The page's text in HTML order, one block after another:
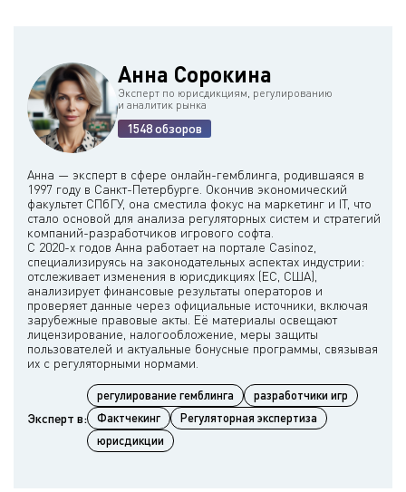
Анна Сорокина
Эксперт по юрисдикциям, регулированию
и аналитик рынка
1548 обзоров
Анна — эксперт в сфере онлайн-гемблинга, родившаяся в
1997 году в Санкт-Петербурге. Окончив экономический
факультет СПбГУ, она сместила фокус на маркетинг и IT, что
стало основой для анализа регуляторных систем и стратегий
компаний-разработчиков игрового софта.
С 2020-х годов Анна работает на портале Casinoz,
специализируясь на законодательных аспектах индустрии:
отслеживает изменения в юрисдикциях (ЕС, США),
анализирует финансовые результаты операторов и
проверяет данные через официальные источники, включая
зарубежные правовые акты. Её материалы освещают
лицензирование, налогообложение, меры защиты
пользователей и актуальные бонусные программы, связывая
Эксперт в:
регулирование гемблинга
разработчики игр
Фактчекинг
Регуляторная экспертиза
юрисдикции